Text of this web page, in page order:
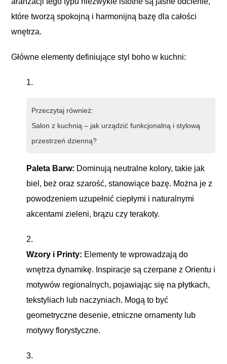
które tworzą spokojną i harmonijną bazę dla całości
wnętrza.
Główne elementy definiujące styl boho w kuchni:
Przeczytaj również:
Salon z kuchnią – jak urządzić funkcjonalną i stylową
przestrzeń dzienną?
Paleta Barw: Dominują neutralne kolory, takie jak
biel, beż oraz szarość, stanowiące bazę. Można je z
powodzeniem uzupełnić ciepłymi i naturalnymi
akcentami zieleni, brązu czy terakoty.
Wzory i Printy: Elementy te wprowadzają do
wnętrza dynamikę. Inspiracje są czerpane z Orientu i
motywów regionalnych, pojawiając się na płytkach,
tekstyliach lub naczyniach. Mogą to być
geometryczne desenie, etniczne ornamenty lub
motywy florystyczne.